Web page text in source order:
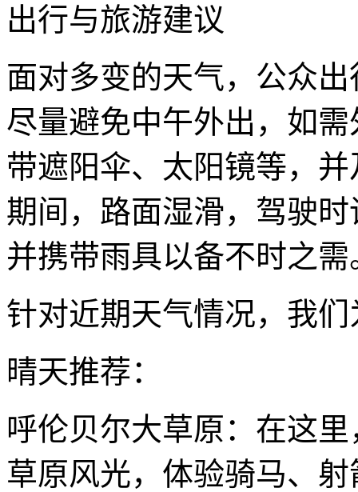
出行与旅游建议
面对多变的天气，公众
尽量避免中午外出，如
带遮阳伞、太阳镜等，
期间，路面湿滑，驾驶
并携带雨具以备不时之需
针对近期天气情况，我
晴天推荐：
呼伦贝尔大草原：在这
草原风光，体验骑马、